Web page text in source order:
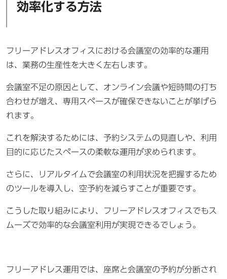
効率化する方法
フリーアドレスオフィスにおける会議室の効率的な運用
は、業務の生産性を大きく左右します。
会議室不足の原因として、オンライン会議や短時間の打ち
合わせが増え、専用スペースが確保できないことが挙げら
れます。
これを解決するためには、予約システムの見直しや、利用
目的に応じたスペースの柔軟な運用が求められます。
さらに、リアルタイムで会議室の利用状況を把握するため
のツールを導入し、空予約を減らすことが重要です。
こうした取り組みにより、フリーアドレスオフィスでもス
ムーズで効率的な会議室利用が実現できるでしょう。
フリーアドレス運用では、座席と会議室の予約が分断され